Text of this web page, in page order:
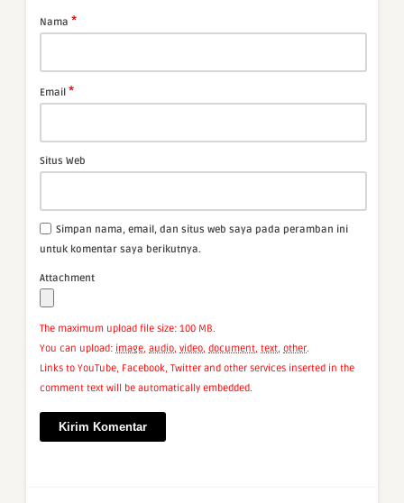
Nama *
Email *
Situs Web
Simpan nama, email, dan situs web saya pada peramban ini
untuk komentar saya berikutnya.
Attachment
The maximum upload file size: 100 MB.
You can upload: image, audio, video, document, text, other.
Links to YouTube, Facebook, Twitter and other services inserted in the
comment text will be automatically embedded.